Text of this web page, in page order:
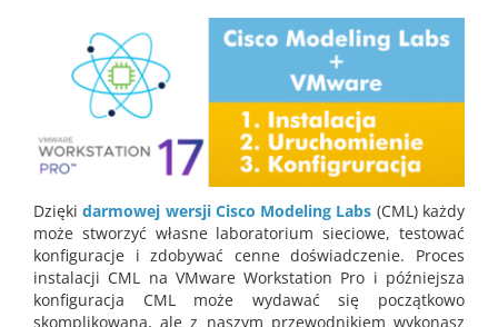
Dziękidarmowej wersji Cisco Modeling Labs (CML) każdy
może stworzyć własne laboratorium sieciowe, testować
konfiguracje i zdobywać cenne doświadczenie. Proces
instalacji CML na VMware Workstation Pro i późniejsza
konfiguracja CML może wydawać się początkowo
skomplikowana, ale z naszym przewodnikiem wykonasz